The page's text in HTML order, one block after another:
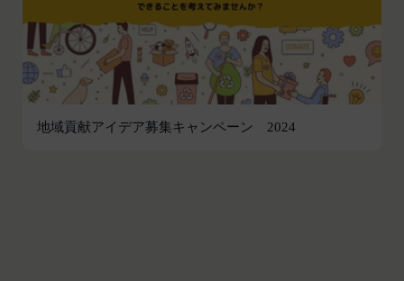
地域貢献アイデア募集キャンペーン 2024
当社は、本サービスの運営管理にあたって、以下各
号のいずれかの場合には、会員へ事前の通知、承諾
なく、本サービスを変更・停止または中止できるも
のとします。また、サービスが中止、変更等された
ことにより利用者が被った損害について、当社は責
任を負わないものとします。